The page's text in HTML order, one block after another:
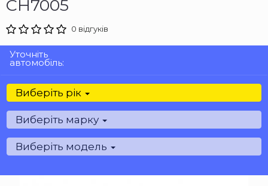
CH7005
0 відгуків
Уточніть
автомобіль:
Виберіть рік
Виберіть марку
Виберіть модель